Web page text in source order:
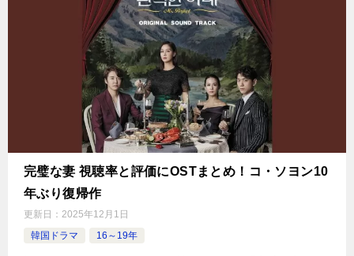
完璧な妻 視聴率と評価にOSTまとめ！コ・ソヨン10
年ぶり復帰作
更新日： 2025年12月1日
韓国ドラマ
16～19年